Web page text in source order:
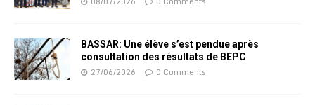
BASSAR: Une élève s’est pendue après
consultation des résultats de BEPC
27/06/2026 0 Comments